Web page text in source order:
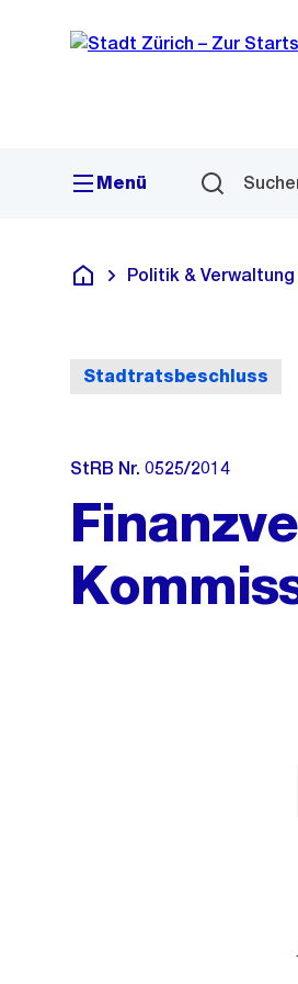
Navigation
Sprunglink
Menü
Deutsch
Politik & Verwaltung
Stadtratsbeschluss
StRB Nr. 0525/2014